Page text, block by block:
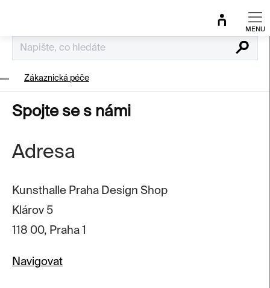
Hledat
Zákaznická péče
Spojte se s námi
Adresa
Kunsthalle Praha Design Shop
Klárov 5
118 00, Praha 1
Navigovat